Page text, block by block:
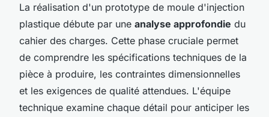
La réalisation d'un prototype de moule d'injection
plastique débute par une analyse approfondie du
cahier des charges. Cette phase cruciale permet
de comprendre les spécifications techniques de la
pièce à produire, les contraintes dimensionnelles
et les exigences de qualité attendues. L'équipe
technique examine chaque détail pour anticiper les